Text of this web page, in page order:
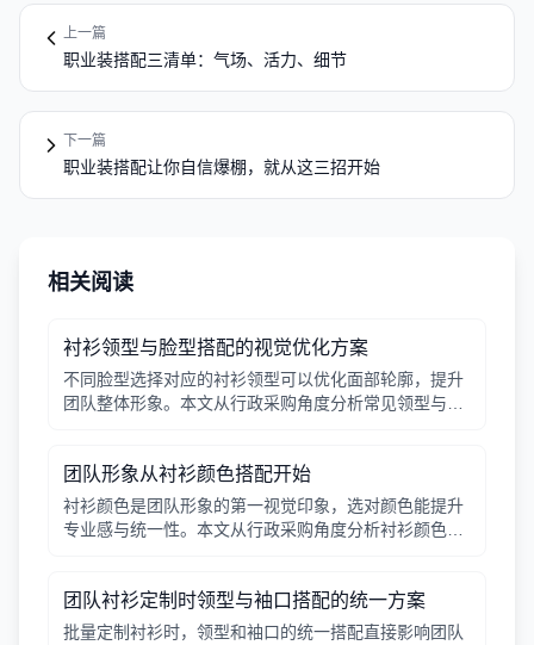
上一篇
职业装搭配三清单：气场、活力、细节
下一篇
职业装搭配让你自信爆棚，就从这三招开始
相关阅读
衬衫领型与脸型搭配的视觉优化方案
不同脸型选择对应的衬衫领型可以优化面部轮廓，提升
团队整体形象。本文从行政采购角度分析常见领型与脸
团队形象从衬衫颜色搭配开始
衬衫颜色是团队形象的第一视觉印象，选对颜色能提升
专业感与统一性。本文从行政采购角度分析衬衫颜色的
团队衬衫定制时领型与袖口搭配的统一方案
批量定制衬衫时，领型和袖口的统一搭配直接影响团队